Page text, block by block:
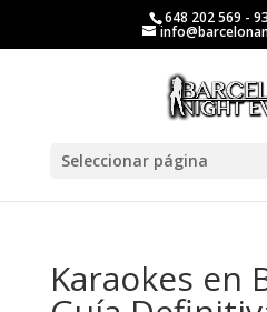
648 202 569 -
Seleccionar página
Karaokes en